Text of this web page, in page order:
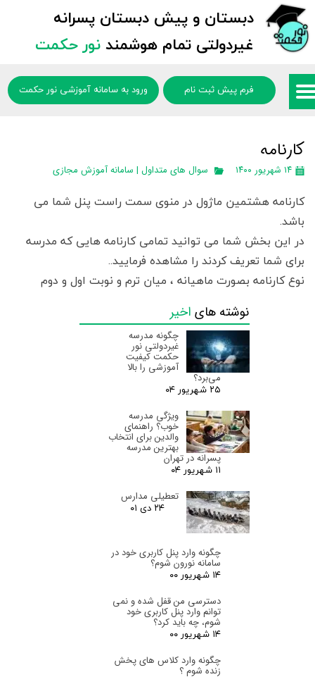
دبستان و پیش دبستان پسرانه
غیردولتی تمام هوشمندنور حکمت
فرم پیش ثبت نام ورود به سامانه آموزشی نور حکمت
کارنامه
۱۴ شهریور ۱۴۰۰ سوال های متداول | سامانه آموزش مجازی
کارنامه هشتمین ماژول در منوی سمت راست پنل شما می
باشد.
در این بخش شما می توانید تمامی کارنامه هایی که مدرسه
برای شما تعریف کردند را مشاهده فرمایید..
نوع کارنامه بصورت ماهیانه ، میان ترم و نوبت اول و دوم
کارنامه هایی که بصورت ماهانه برای شما تعریف شده است
علاوه بر اطلاعات سایر کارنامه ها، ماه مورد ارزیابی نیز قابل
مشاهده می باشد.
نوشته های اخیر
چگونه مدرسه
غیردولتی نور
حکمت کیفیت
آموزشی را بالا
می‌برد؟
۲۵ شهریور ۰۴
ویژگی مدرسه
خوب؟ راهنمای
والدین برای انتخاب
بهترین مدرسه
پسرانه در تهران
۱۱ شهریور ۰۴
تعطیلی مدارس
۲۴ دی ۰۱
چگونه وارد پنل کاربری خود در
سامانه نورون شوم؟
۱۴ شهریور ۰۰
دسترسی من قفل شده و نمی
توانم وارد پنل کاربری خود
شوم، چه باید کرد؟
۱۴ شهریور ۰۰
چگونه وارد کلاس های پخش
زنده شوم ؟